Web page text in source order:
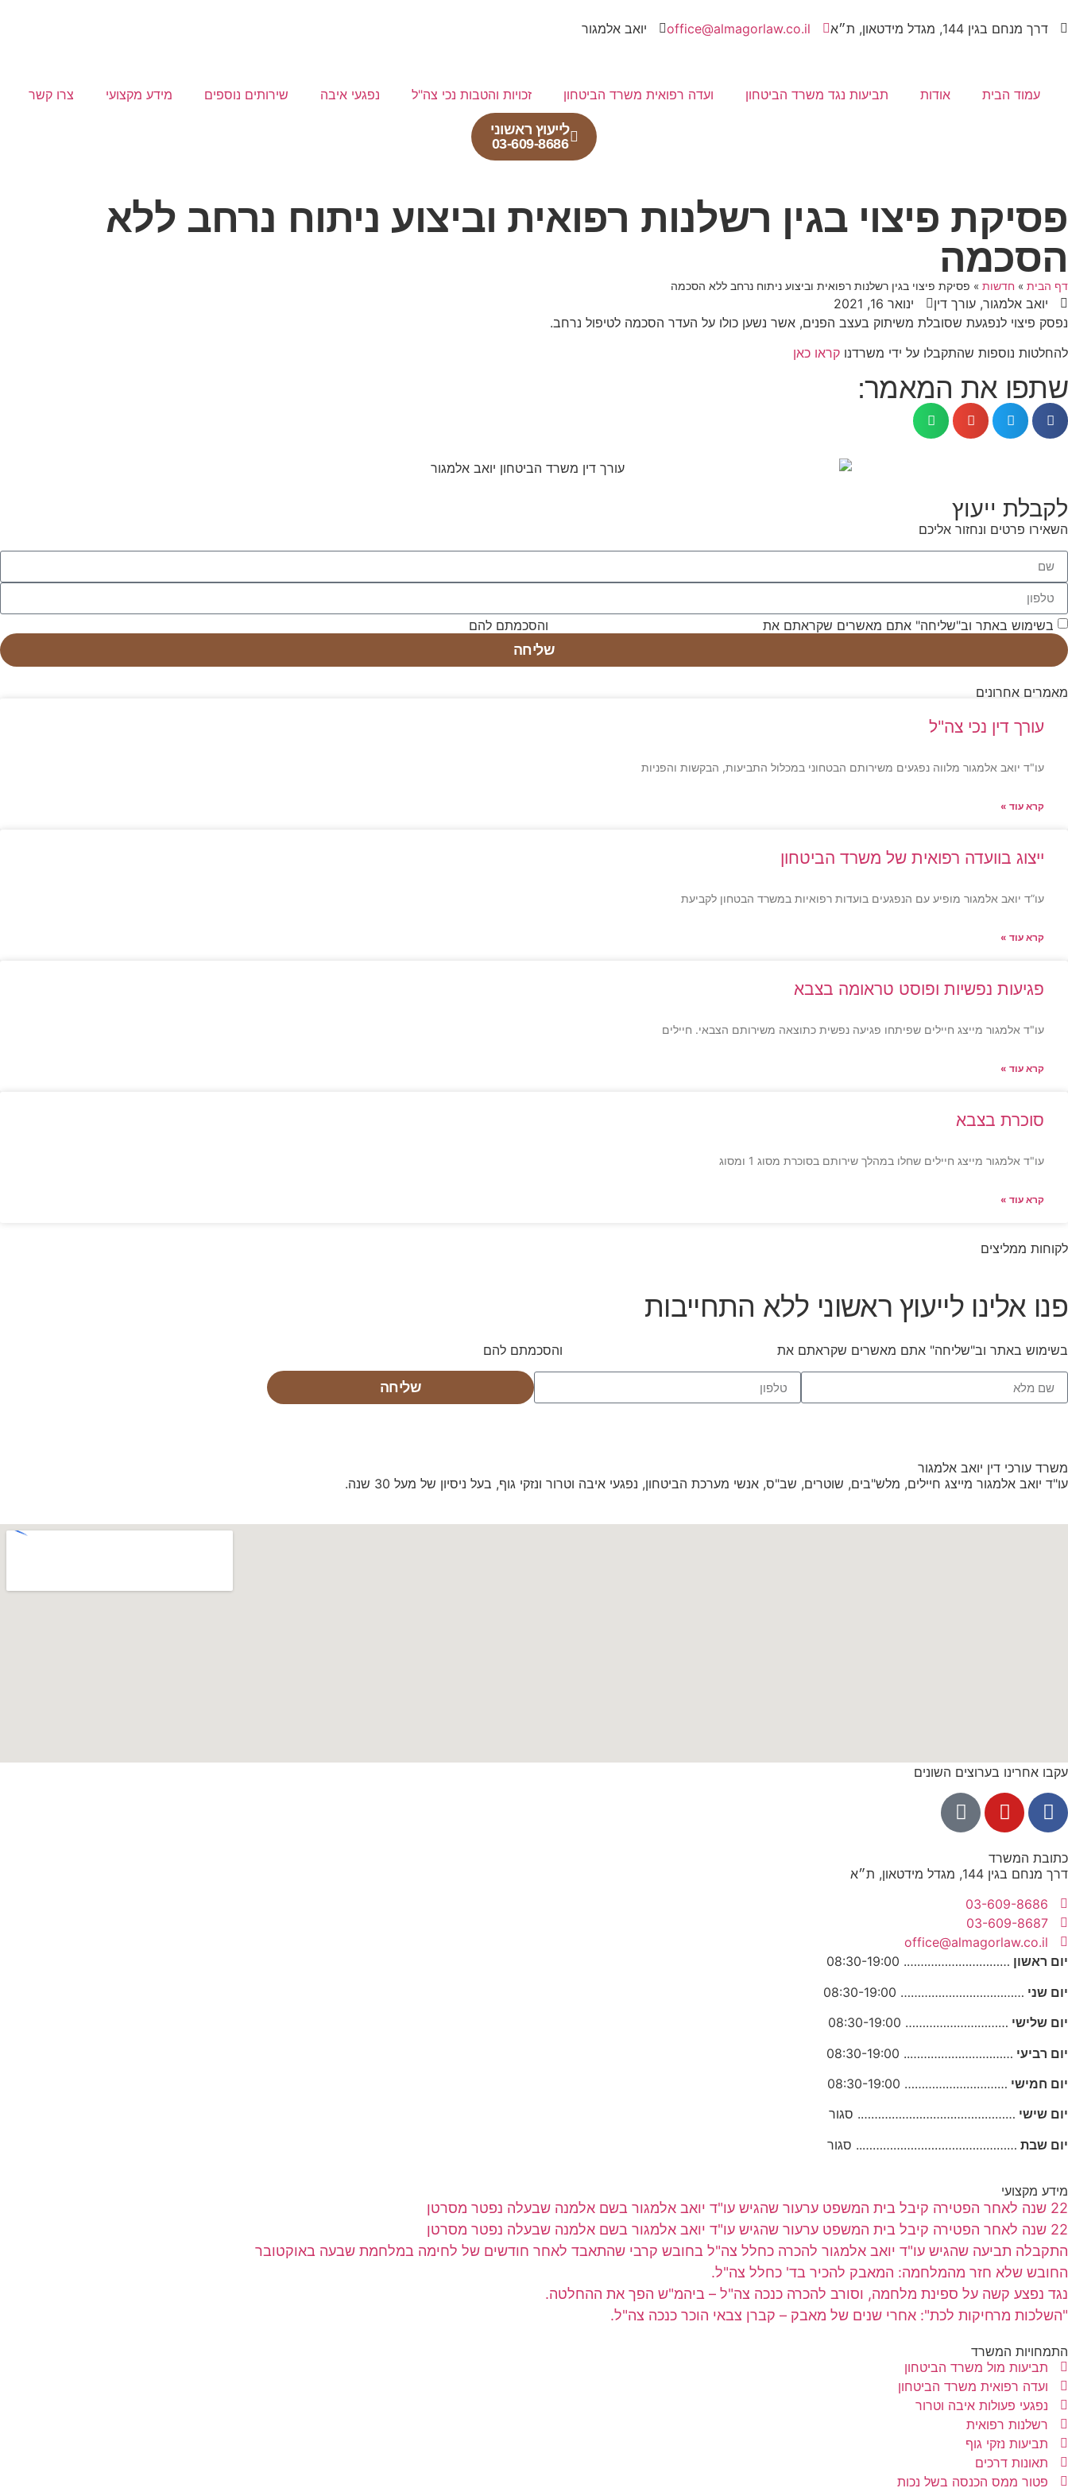
דרך מנחם בגין 144, מגדל מידטאון, ת״א office@almagorlaw.co.il יואב אלמגור
עמוד הבית אודות תביעות נגד משרד הביטחון ועדה רפואית משרד הביטחון זכויות והטבות נכי צה"ל נפגעי איבה שירותים נוספים מידע מקצועי צרו קשר
לייעוץ ראשוני
03-609-8686
פסיקת פיצוי בגין רשלנות רפואית וביצוע ניתוח נרחב ללא
הסכמה
דף הבית » חדשות » פסיקת פיצוי בגין רשלנות רפואית וביצוע ניתוח נרחב ללא הסכמה
יואב אלמגור, עורך דין
ינואר 16, 2021
נפסק פיצוי לנפגעת שסובלת משיתוק בעצב הפנים, אשר נשען כולו על העדר הסכמה לטיפול נרחב.
להחלטות נוספות שהתקבלו על ידי משרדנו קראו כאן
שתפו את המאמר:
לקבלת ייעוץ
השאירו פרטים ונחזור אליכם
בשימוש באתר וב"שליחה" אתם מאשרים שקראתם את
והסכמתם להם
שליחה
מאמרים אחרונים
עורך דין נכי צה"ל
עו"ד יואב אלמגור מלווה נפגעים משירותם הבטחוני במכלול התביעות, הבקשות והפניות
קרא עוד »
ייצוג בוועדה רפואית של משרד הביטחון
עו”ד יואב אלמגור מופיע עם הנפגעים בועדות רפואיות במשרד הבטחון לקביעת
קרא עוד »
פגיעות נפשיות ופוסט טראומה בצבא
עו"ד אלמגור מייצג חיילים שפיתחו פגיעה נפשית כתוצאה משירותם הצבאי. חיילים
קרא עוד »
סוכרת בצבא
עו"ד אלמגור מייצג חיילים שחלו במהלך שירותם בסוכרת מסוג 1 ומסוג
קרא עוד »
לקוחות ממליצים
פנו אלינו לייעוץ ראשוני ללא התחייבות
בשימוש באתר וב"שליחה" אתם מאשרים שקראתם את והסכמתם להם
שליחה
משרד עורכי דין יואב אלמגור
עו"ד יואב אלמגור מייצג חיילים, מלש"בים, שוטרים, שב"ס, אנשי מערכת הביטחון, נפגעי איבה וטרור ונזקי גוף, בעל ניסיון של מעל 30 שנה.
עקבו אחרינו בערוצים השונים
כתובת המשרד
דרך מנחם בגין 144, מגדל מידטאון, ת״א
03-609-8686
03-609-8687
office@almagorlaw.co.il
יום ראשון …………………………. 08:30-19:00
יום שני ……………………………… 08:30-19:00
יום שלישי ………………………… 08:30-19:00
יום רביעי ………………………….. 08:30-19:00
יום חמישי ………………………… 08:30-19:00
יום שישי ………………………………………. סגור
יום שבת ……………………………………….. סגור
מידע מקצועי
22 שנה לאחר הפטירה קיבל בית המשפט ערעור שהגיש עו"ד יואב אלמגור בשם אלמנה שבעלה נפטר מסרטן
22 שנה לאחר הפטירה קיבל בית המשפט ערעור שהגיש עו"ד יואב אלמגור בשם אלמנה שבעלה נפטר מסרטן
התקבלה תביעה שהגיש עו"ד יואב אלמגור להכרה כחלל צה"ל בחובש קרבי שהתאבד לאחר חודשים של לחימה במלחמת שבעה באוקטובר
החובש שלא חזר מהמלחמה: המאבק להכיר בד' כחלל צה"ל.
נגד נפצע קשה על ספינת מלחמה, וסורב להכרה כנכה צה"ל – ביהמ"ש הפך את ההחלטה.
"השלכות מרחיקות לכת": אחרי שנים של מאבק – קברן צבאי הוכר כנכה צה"ל.
התמחויות המשרד
תביעות מול משרד הביטחון
ועדה רפואית משרד הביטחון
נפגעי פעולות איבה וטרור
רשלנות רפואית
תביעות נזקי גוף
תאונות דרכים
פטור ממס הכנסה בשל נכות